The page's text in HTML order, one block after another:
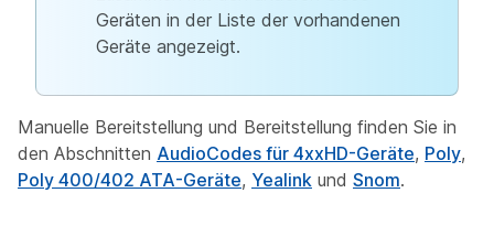
Geräten in der Liste der vorhandenen
Geräte angezeigt.
Manuelle Bereitstellung und Bereitstellung finden Sie in
den Abschnitten AudioCodes für 4xxHD-Geräte, Poly,
Poly 400/402 ATA-Geräte, Yealink und Snom.